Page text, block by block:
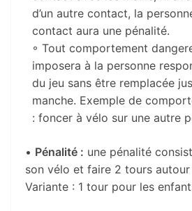
d’un autre contact, la
contact aura une pénalité.
◦ Tout comportement
imposera à la personne
du jeu sans être remplacée
manche. Exemple de
: foncer à vélo sur une autre
• Pénalité : une pénalité
son vélo et faire 2 tours
Variante : 1 tour pour les